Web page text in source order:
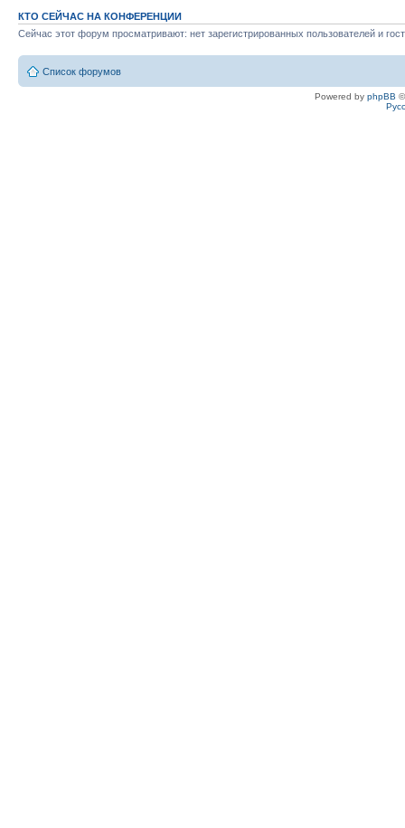
КТО СЕЙЧАС НА КОНФЕРЕНЦИИ
Сейчас этот форум просматривают: нет зарегистрированных пользователей и
Список форумов
Powered by phpBB